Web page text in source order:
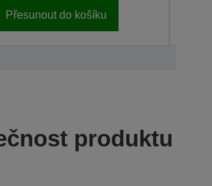
Přesunout do košíku
produktu